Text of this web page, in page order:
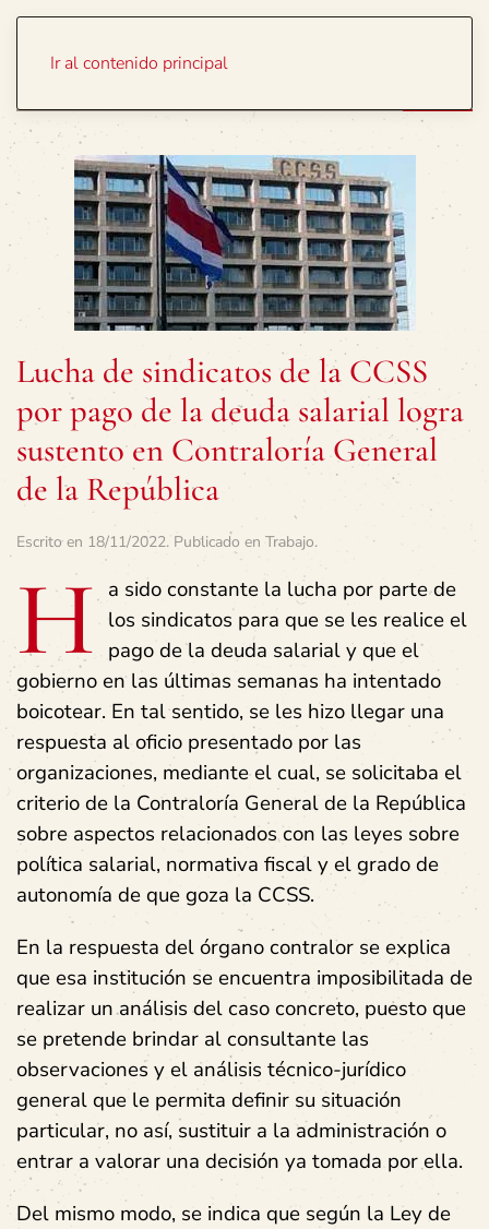
Ir al contenido principal
Lucha de sindicatos de la CCSS
por pago de la deuda salarial logra
sustento en Contraloría General
de la República
Escrito en 18/11/2022. Publicado en Trabajo.
H a sido constante la lucha por parte de
los sindicatos para que se les realice el
pago de la deuda salarial y que el
gobierno en las últimas semanas ha intentado
boicotear. En tal sentido, se les hizo llegar una
respuesta al oficio presentado por las
organizaciones, mediante el cual, se solicitaba el
criterio de la Contraloría General de la República
sobre aspectos relacionados con las leyes sobre
política salarial, normativa fiscal y el grado de
autonomía de que goza la CCSS.
En la respuesta del órgano contralor se explica
que esa institución se encuentra imposibilitada de
realizar un análisis del caso concreto, puesto que
se pretende brindar al consultante las
observaciones y el análisis técnico-jurídico
general que le permita definir su situación
particular, no así, sustituir a la administración o
entrar a valorar una decisión ya tomada por ella.
Del mismo modo, se indica que según la Ley de